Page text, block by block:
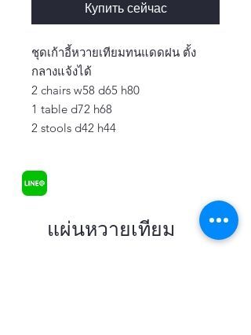
Купить сейчас
ชุดเก้าอี้หวายเทียมทนแดดฝน ตั้ง
กลางแจ้งได้
2 chairs w58 d65 h80
1 table d72 h68
2 stools d42 h44
แผ่นหวายเทียม